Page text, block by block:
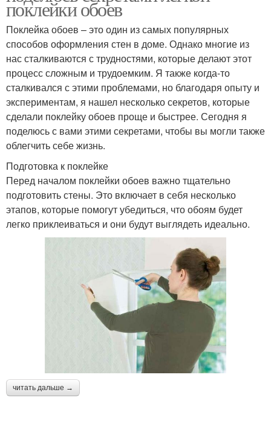
поклейки обоев
Поклейка обоев – это один из самых популярных
способов оформления стен в доме. Однако многие из
нас сталкиваются с трудностями, которые делают этот
процесс сложным и трудоемким. Я также когда-то
сталкивался с этими проблемами, но благодаря опыту и
экспериментам, я нашел несколько секретов, которые
сделали поклейку обоев проще и быстрее. Сегодня я
поделюсь с вами этими секретами, чтобы вы могли также
облегчить себе жизнь.
Подготовка к поклейке
Перед началом поклейки обоев важно тщательно
подготовить стены. Это включает в себя несколько
этапов, которые помогут убедиться, что обоям будет
легко приклеиваться и они будут выглядеть идеально.
читать дальше →